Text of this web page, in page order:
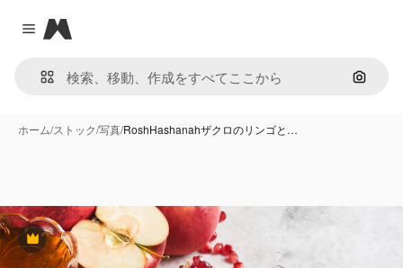
Close menu
Magnific
画像で
ホーム/ストック/写真/RoshHashanahザクロのリンゴと…
Premium